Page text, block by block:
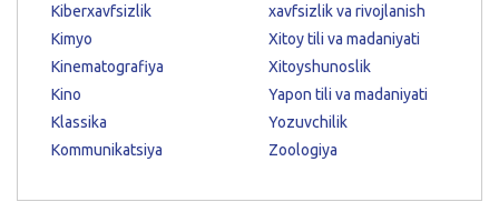
Kiberxavfsizlik
Kimyo
Kinematografiya
Kino
Klassika
Kommunikatsiya
xavfsizlik va rivojlanish
Xitoy tili va madaniyati
Xitoyshunoslik
Yapon tili va madaniyati
Yozuvchilik
Zoologiya